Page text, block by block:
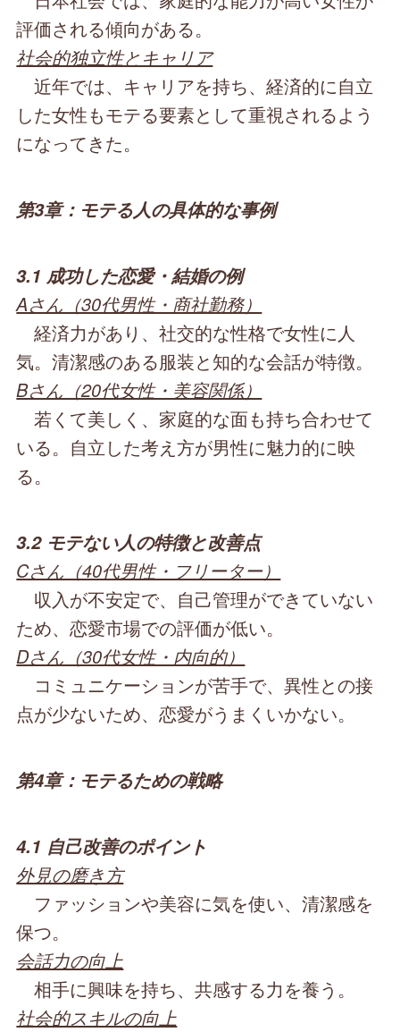
評価される傾向がある。
社会的独立性とキャリア
近年では、キャリアを持ち、経済的に自立
した女性もモテる要素として重視されるよう
になってきた。
第3章：モテる人の具体的な事例
3.1 成功した恋愛・結婚の例
Aさん（30代男性・商社勤務）
経済力があり、社交的な性格で女性に人
気。清潔感のある服装と知的な会話が特徴。
Bさん（20代女性・美容関係）
若くて美しく、家庭的な面も持ち合わせて
いる。自立した考え方が男性に魅力的に映
る。
3.2 モテない人の特徴と改善点
Cさん（40代男性・フリーター）
収入が不安定で、自己管理ができていない
ため、恋愛市場での評価が低い。
Dさん（30代女性・内向的）
コミュニケーションが苦手で、異性との接
点が少ないため、恋愛がうまくいかない。
第4章：モテるための戦略
4.1 自己改善のポイント
外見の磨き方
ファッションや美容に気を使い、清潔感を
保つ。
会話力の向上
相手に興味を持ち、共感する力を養う。
社会的スキルの向上